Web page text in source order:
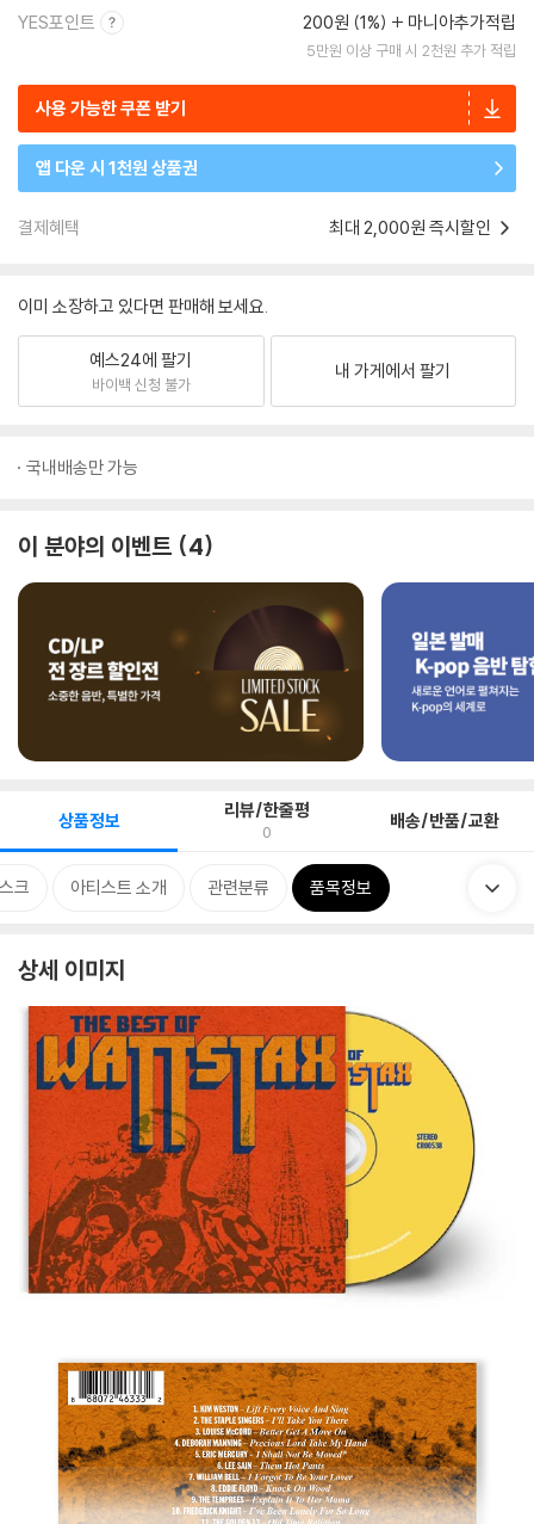
YES포인트 200원 (1%) 마니아추가적립
5만원 이상 구매 시 2천원 추가 적립
사용 가능한 쿠폰 받기
앱 다운 시 1천원 상품권
결제혜택 최대 2,000원 즉시할인
이미 소장하고 있다면 판매해 보세요.
예스24에 팔기
바이백 신청 불가
내 가게에서 팔기
국내배송만 가능
이 분야의 이벤트 4
상품정보 리뷰/한줄평
0 배송/반품/교환
크 아티스트 소개 관련분류 품목정보
상세 이미지